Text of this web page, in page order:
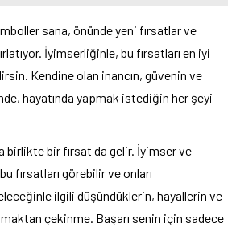
sana, önünde yeni fırsatlar ve
İyimserliğinle, bu fırsatları en iyi
Kendine olan inancın, güvenin ve
hayatında yapmak istediğin her şeyi
birlikte bir fırsat da gelir. İyimser ve
fırsatları görebilir ve onları
ilgili düşündüklerin, hayallerin ve
çekinme. Başarı senin için sadece